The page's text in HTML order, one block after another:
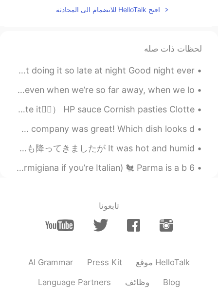
めっちゃきれいですね🥺
素敵な夕焼けですね😊🌅
افتح HelloTalk للانضمام الى المحادثة
لحظات ذات صله
I just finished sorting through my photos... I regret doing it so late at night Good night ever...
The moon was so bright last night. If you think about it, even when we’re so far away, when we lo...
Typically British🇬🇧😁 Marmite( you either love it or hate it🤷‍♀️） HP sauce Cornish pasties Clotte...
Had to say goodbye to a friend and coworker! The dinner and company was great! Which dish looks d...
今日は家族とプールに行ってきました。 Today, I went to the pool with my family. 蒸し暑く雨も降ってきましたが It was hot and humid...
6 Aussie Foods 🇦🇺 (Hot Foods Ver.) - Pot & Parma (Parmigiana if you’re Italian) 🐔 Parma is a b...
تابعونا
AI Grammar Press Kit موقع HelloTalk
Language Partners وظائف Blog